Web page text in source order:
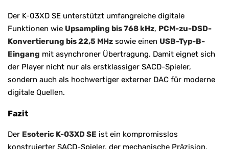
Der K-03XD SE unterstützt umfangreiche digitale
Funktionen wie Upsampling bis 768 kHz, PCM-zu-DSD-
Konvertierung bis 22,5 MHz sowie einen USB-Typ-B-
Eingang mit asynchroner Übertragung. Damit eignet sich
der Player nicht nur als erstklassiger SACD-Spieler,
sondern auch als hochwertiger externer DAC für moderne
digitale Quellen.
Fazit
Der Esoteric K-03XD SE ist ein kompromisslos
konstruierter SACD-Spieler, der mechanische Präzision,